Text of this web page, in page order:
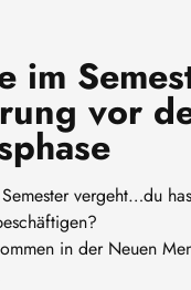
im
vor
vergeht…du
in der Neuen